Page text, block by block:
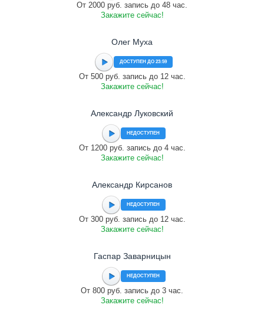
От 2000 руб. запись до 48 час.
Закажите сейчас!
Олег Муха
ДОСТУПЕН ДО 23:59
От 500 руб. запись до 12 час.
Закажите сейчас!
Александр Луковский
НЕДОСТУПЕН
От 1200 руб. запись до 4 час.
Закажите сейчас!
Александр Кирсанов
НЕДОСТУПЕН
От 300 руб. запись до 12 час.
Закажите сейчас!
Гаспар Заварницын
НЕДОСТУПЕН
От 800 руб. запись до 3 час.
Закажите сейчас!